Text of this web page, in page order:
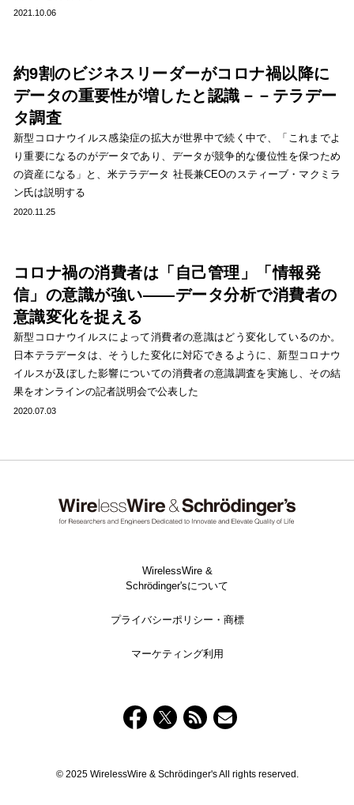
2021.10.06
約9割のビジネスリーダーがコロナ禍以降に
データの重要性が増したと認識－－テラデー
タ調査
新型コロナウイルス感染症の拡大が世界中で続く中で、「これまでよ
り重要になるのがデータであり、データが競争的な優位性を保つため
の資産になる」と、米テラデータ 社長兼CEOのスティーブ・マクミラ
ン氏は説明する
2020.11.25
コロナ禍の消費者は「自己管理」「情報発
信」の意識が強い――データ分析で消費者の
意識変化を捉える
新型コロナウイルスによって消費者の意識はどう変化しているのか。
日本テラデータは、そうした変化に対応できるように、新型コロナウ
イルスが及ぼした影響についての消費者の意識調査を実施し、その結
果をオンラインの記者説明会で公表した
2020.07.03
WirelessWire &
Schrödinger'sについて
プライバシーポリシー・商標
マーケティング利用
© 2025 WirelessWire & Schrödinger's All rights reserved.